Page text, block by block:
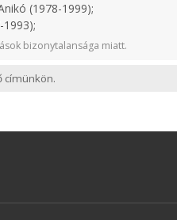
(1978-1999);
1993);
bizonytalansága miatt.
címünkön.